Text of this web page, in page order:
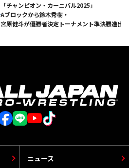
「チャンピオン・カーニバル2025」
Aブロックから鈴木秀樹・
宮原健斗が優勝者決定トーナメント準決勝進出！
ニュース